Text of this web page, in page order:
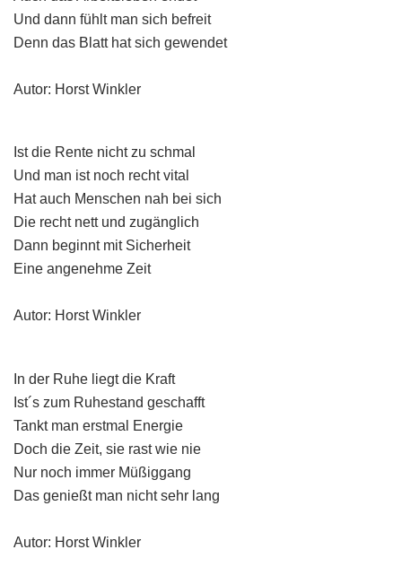
Und dann fühlt man sich befreit
Denn das Blatt hat sich gewendet
Autor: Horst Winkler
Ist die Rente nicht zu schmal
Und man ist noch recht vital
Hat auch Menschen nah bei sich
Die recht nett und zugänglich
Dann beginnt mit Sicherheit
Eine angenehme Zeit
Autor: Horst Winkler
In der Ruhe liegt die Kraft
Ist´s zum Ruhestand geschafft
Tankt man erstmal Energie
Doch die Zeit, sie rast wie nie
Nur noch immer Müßiggang
Das genießt man nicht sehr lang
Autor: Horst Winkler